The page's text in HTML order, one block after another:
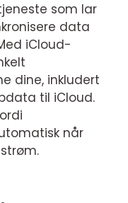
som lar
data
iCloud-
dine, inkludert
til iCloud.
når